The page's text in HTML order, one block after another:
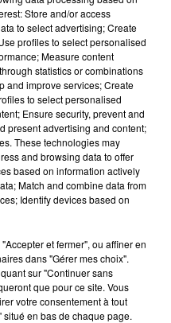
: l’Algérie décroche, le
tués en juillet, le bilan
lourd de...
F., l’enquête fragilise la
!
Store and/or access
to select advertising; Create
profiles to select personalised
Measure content
statistics or combinations
and improve services; Create
to select personalised
Ensure security, prevent and
present advertising and content;
These technologies may
and browsing data to offer
based on information actively
Match and combine data from
Identify devices based on
et fermer", ou affiner en
dans "Gérer mes choix".
sur "Continuer sans
que pour ce site. Vous
votre consentement à tout
en bas de chaque page.